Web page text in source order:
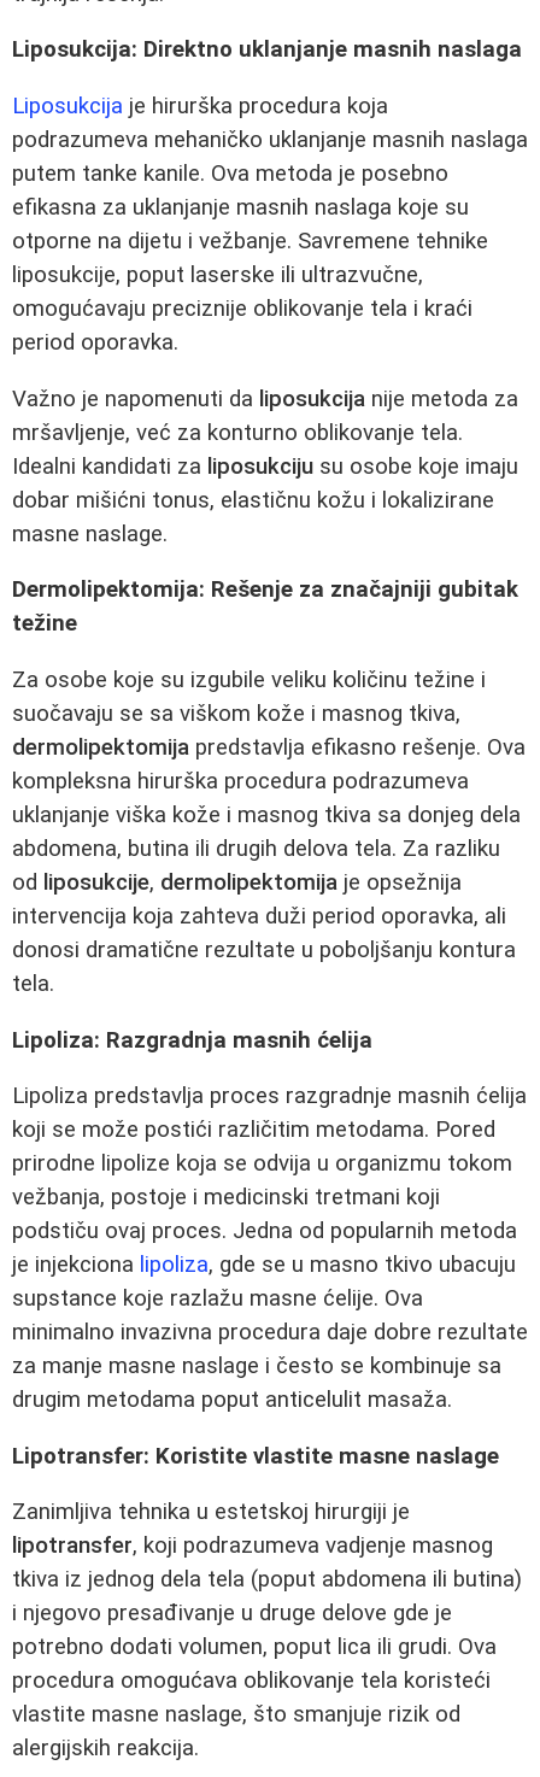
Liposukcija: Direktno uklanjanje masnih naslaga
Liposukcija je hirurška procedura koja
podrazumeva mehaničko uklanjanje masnih naslaga
putem tanke kanile. Ova metoda je posebno
efikasna za uklanjanje masnih naslaga koje su
otporne na dijetu i vežbanje. Savremene tehnike
liposukcije, poput laserske ili ultrazvučne,
omogućavaju preciznije oblikovanje tela i kraći
period oporavka.
Važno je napomenuti da liposukcija nije metoda za
mršavljenje, već za konturno oblikovanje tela.
Idealni kandidati za liposukciju su osobe koje imaju
dobar mišićni tonus, elastičnu kožu i lokalizirane
masne naslage.
Dermolipektomija: Rešenje za značajniji gubitak
težine
Za osobe koje su izgubile veliku količinu težine i
suočavaju se sa viškom kože i masnog tkiva,
dermolipektomija predstavlja efikasno rešenje. Ova
kompleksna hirurška procedura podrazumeva
uklanjanje viška kože i masnog tkiva sa donjeg dela
abdomena, butina ili drugih delova tela. Za razliku
od liposukcije, dermolipektomija je opsežnija
intervencija koja zahteva duži period oporavka, ali
donosi dramatične rezultate u poboljšanju kontura
tela.
Lipoliza: Razgradnja masnih ćelija
Lipoliza predstavlja proces razgradnje masnih ćelija
koji se može postići različitim metodama. Pored
prirodne lipolize koja se odvija u organizmu tokom
vežbanja, postoje i medicinski tretmani koji
podstiču ovaj proces. Jedna od popularnih metoda
je injekciona lipoliza, gde se u masno tkivo ubacuju
supstance koje razlažu masne ćelije. Ova
minimalno invazivna procedura daje dobre rezultate
za manje masne naslage i često se kombinuje sa
drugim metodama poput anticelulit masaža.
Lipotransfer: Koristite vlastite masne naslage
Zanimljiva tehnika u estetskoj hirurgiji je
lipotransfer, koji podrazumeva vadjenje masnog
tkiva iz jednog dela tela (poput abdomena ili butina)
i njegovo presađivanje u druge delove gde je
potrebno dodati volumen, poput lica ili grudi. Ova
procedura omogućava oblikovanje tela koristeći
vlastite masne naslage, što smanjuje rizik od
alergijskih reakcija.